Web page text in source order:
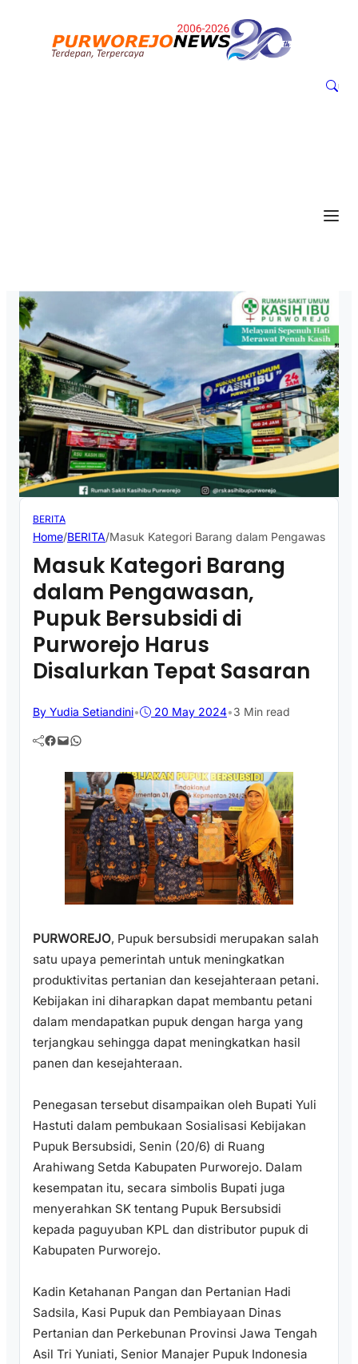
BERITA
Home/BERITA/Masuk Kategori Barang dalam Pengawasan,
Masuk Kategori Barang
dalam Pengawasan,
Pupuk Bersubsidi di
Purworejo Harus
Disalurkan Tepat Sasaran
By Yudia Setiandini• 20 May 2024•3 Min read
Facebook Mail WhatsApp
PURWOREJO, Pupuk bersubsidi merupakan salah
satu upaya pemerintah untuk meningkatkan
produktivitas pertanian dan kesejahteraan petani.
Kebijakan ini diharapkan dapat membantu petani
dalam mendapatkan pupuk dengan harga yang
terjangkau sehingga dapat meningkatkan hasil
panen dan kesejahteraan.
Penegasan tersebut disampaikan oleh Bupati Yuli
Hastuti dalam pembukaan Sosialisasi Kebijakan
Pupuk Bersubsidi, Senin (20/6) di Ruang
Arahiwang Setda Kabupaten Purworejo. Dalam
kesempatan itu, secara simbolis Bupati juga
menyerahkan SK tentang Pupuk Bersubsidi
kepada paguyuban KPL dan distributor pupuk di
Kabupaten Purworejo.
Kadin Ketahanan Pangan dan Pertanian Hadi
Sadsila, Kasi Pupuk dan Pembiayaan Dinas
Pertanian dan Perkebunan Provinsi Jawa Tengah
Asil Tri Yuniati, Senior Manajer Pupuk Indonesia